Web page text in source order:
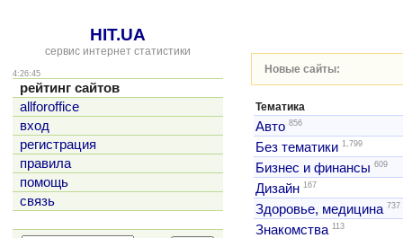
HIT.UA
сервис интернет статистики
4:26:45
рейтинг сайтов
allforoffice
вход
регистрация
правила
помощь
связь
Новые сайты:
Тематика
Авто 856
Без тематики 1,799
Бизнес и финансы 609
Дизайн 167
Здоровье, медицина 737
Знакомства 113